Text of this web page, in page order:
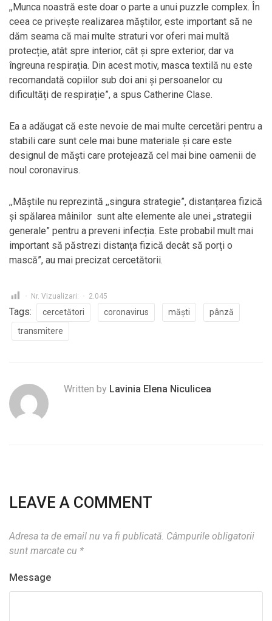
,,Munca noastră este doar o parte a unui puzzle complex. În
ceea ce privește realizarea măștilor, este important să ne
dăm seama că mai multe straturi vor oferi mai multă
protecție, atât spre interior, cât și spre exterior, dar va
îngreuna respirația. Din acest motiv, masca textilă nu este
recomandată copiilor sub doi ani și persoanelor cu
dificultăți de respirație”, a spus Catherine Clase.
Ea a adăugat că este nevoie de mai multe cercetări pentru a
stabili care sunt cele mai bune materiale și care este
designul de măști care protejează cel mai bine oamenii de
noul coronavirus.
,,Măștile nu reprezintă ,,singura strategie”, distanțarea fizică
și spălarea mâinilor sunt alte elemente ale unei „strategii
generale” pentru a preveni infecția. Este probabil mult mai
important să păstrezi distanța fizică decât să porți o
mască”, au mai precizat cercetătorii.
Nr. Vizualizari: 2.045
Tags: cercetători coronavirus măști
pânză
transmitere
Written by Lavinia Elena Niculicea
LEAVE A COMMENT
Adresa ta de email nu va fi publicată. Câmpurile obligatorii
sunt marcate cu *
Message